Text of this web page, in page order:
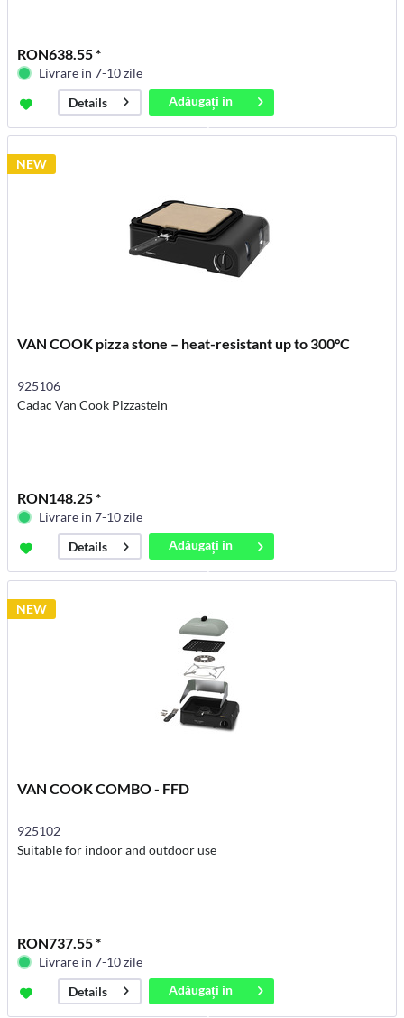
RON638.55 *
Livrare in 7-10 zile
Details
Adăugați in
coș
NEW
VAN COOK pizza stone – heat-resistant up to 300°C
925106
Cadac Van Cook Pizzastein
RON148.25 *
Livrare in 7-10 zile
Details
Adăugați in
coș
NEW
VAN COOK COMBO - FFD
925102
Suitable for indoor and outdoor use
RON737.55 *
Livrare in 7-10 zile
Details
Adăugați in
coș